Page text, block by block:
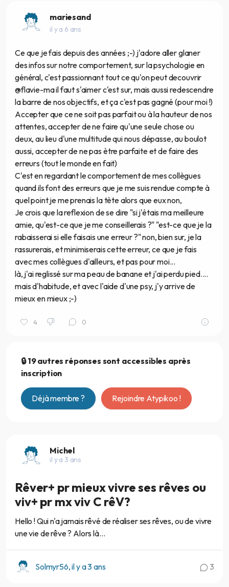
mariesand
il y a 6 ans
Ce que je fais depuis des années ;-) j'adore aller glaner
des infos sur notre comportement, sur la psychologie en
général, c'est passionnant tout ce qu'on peut decouvrir
@flavie-ma il faut s'aimer c'est sur, mais aussi redescendre
la barre de nos objectifs, et ça c'est pas gagné (pour moi !)
Accepter que ce ne soit pas parfait ou à la hauteur de nos
attentes, accepter de ne faire qu'une seule chose ou
deux, au lieu d'une multitude qui nous dépasse, au boulot
aussi, accepter de ne pas ètre parfaite et de faire des
erreurs (tout le monde en fait)
C'est en regardant le comportement de mes collègues
quand ils font des erreurs que je me suis rendue compte à
quel point je me prenais la tète alors que eux non,
Je crois que la reflexion de se dire "si j'étais ma meilleure
amie, qu'est-ce que je me conseillerais ?" "est-ce que je la
rabaisserai si elle faisais une erreur ?" non, bien sur, je la
rassurerais, et minimiserais cette erreur, ce que je fais
avec mes collègues d'ailleurs, et pas pour moi...
là, j'ai reglissé sur ma peau de banane et j'ai perdu pied....
mais d'habitude, et avec l'aide d'une psy, j'y arrive de
mieux en mieux ;-)
4 0
🔒 19 autres réponses sont accessibles après
inscription
Déjà membre ? Rejoindre Atypikoo !
Michel
il y a 3 ans
Rêver+ pr mieux vivre ses rêves ou
viv+ pr mx viv C rêV?
Hello ! Qui n'a jamais rêvé de réaliser ses rêves, ou de vivre
une vie de rêve ? Alors là...
Solmyr56, il y a 3 ans 3